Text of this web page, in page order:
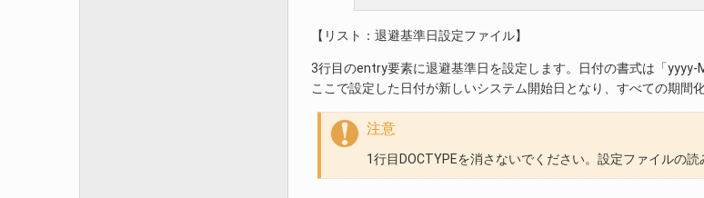
【リスト：退避基準日設定ファイル】
3行目のentry要素に退避基準日を設定します。日付の書式は「yyyy-
ここで設定した日付が新しいシステム開始日となり、すべての期間
注意
1行目DOCTYPEを消さないでください。設定ファイルの読